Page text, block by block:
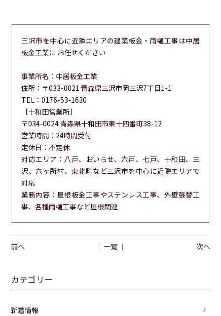
三沢市を中心に近隣エリアの建築板金・雨樋工事は中居
板金工業に お任せください
事業所名：中居板金工業
住所：〒033-0021 青森県三沢市岡三沢7丁目1-1
TEL：0176-53-1630
［十和田営業所］
〒034-0024 青森県十和田市東十四番町38-12
営業時間：24時間受付
定休日：不定休
対応エリア：八戸、おいらせ、六戸、七戸、十和田、三
沢、六ヶ所村、東北町など三沢市を中心に近隣エリアで
対応
業務内容：屋根板金工事やステンレス工事、外壁張替工
事、各種雨樋工事など屋根関連
前へ 次へ
│ 一覧 │
カテゴリー
新着情報